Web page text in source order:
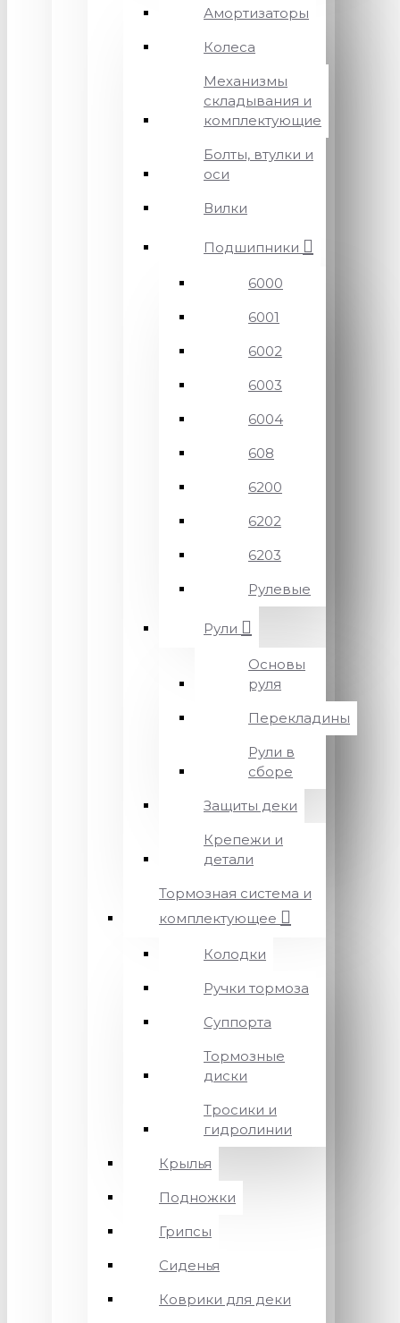
Амортизаторы
Колеса
Механизмы
складывания и
комплектующие
Болты, втулки и
оси
Вилки
Подшипники
6000
6001
6002
6003
6004
608
6200
6202
6203
Рулевые
Рули
Основы
руля
Перекладины
Рули в
сборе
Защиты деки
Крепежи и
детали
Тормозная система и
комплектующее
Колодки
Ручки тормоза
Суппорта
Тормозные
диски
Тросики и
гидролинии
Крылья
Подножки
Грипсы
Сиденья
Коврики для деки